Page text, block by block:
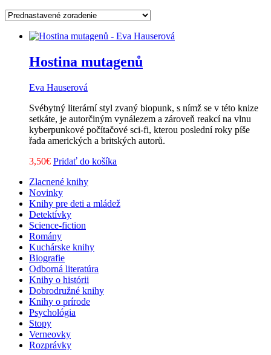
Hostina mutagenů
Eva Hauserová
Svébytný literární styl zvaný biopunk, s nímž se v této knize
setkáte, je autorčiným vynálezem a zároveň reakcí na vlnu
kyberpunkové počítačové sci-fi, kterou poslední roky píše
řada amerických a britských autorů.
3,50€ Pridať do košíka
Zlacnené knihy
Novinky
Knihy pre deti a mládež
Detektívky
Science-fiction
Romány
Kuchárske knihy
Biografie
Odborná literatúra
Knihy o histórii
Dobrodružné knihy
Knihy o prírode
Psychológia
Stopy
Verneovky
Rozprávky